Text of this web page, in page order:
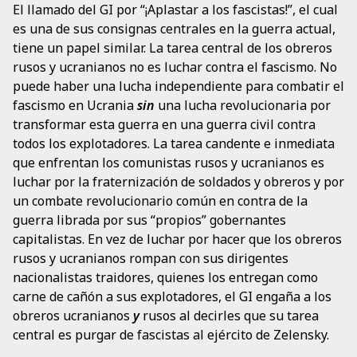
El llamado del GI por “¡Aplastar a los fascistas!”, el cual
es una de sus consignas centrales en la guerra actual,
tiene un papel similar. La tarea central de los obreros
rusos y ucranianos no es luchar contra el fascismo. No
puede haber una lucha independiente para combatir el
fascismo en Ucraniasin una lucha revolucionaria por
transformar esta guerra en una guerra civil contra
todos los explotadores. La tarea candente e inmediata
que enfrentan los comunistas rusos y ucranianos es
luchar por la fraternización de soldados y obreros y por
un combate revolucionario común en contra de la
guerra librada por sus “propios” gobernantes
capitalistas. En vez de luchar por hacer que los obreros
rusos y ucranianos rompan con sus dirigentes
nacionalistas traidores, quienes los entregan como
carne de cañón a sus explotadores, el GI engaña a los
obreros ucranianos yrusos al decirles que su tarea
central es purgar de fascistas al ejército de Zelensky.